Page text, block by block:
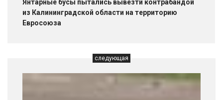
Янтарные бусы пытались вывезти контрабандой
из Калининградской области на территорию
Евросоюза
следующая